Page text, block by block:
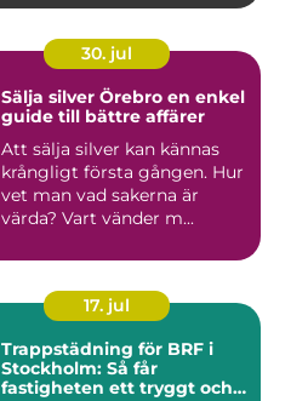
30. jul
Sälja silver Örebro en enkel
guide till bättre affärer
Att sälja silver kan kännas
krångligt första gången. Hur
vet man vad sakerna är
värda? Vart vänder m...
17. jul
Trappstädning för BRF i
Stockholm: Så får
fastigheten ett tryggt och